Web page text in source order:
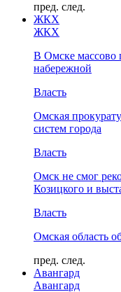
пред. след.
ЖКХ
ЖКХ
В Омске массово
набережной
Власть
Омская
систем города
Власть
Омск не смог
Козицкого и
Власть
Омская область
пред. след.
Авангард
Авангард